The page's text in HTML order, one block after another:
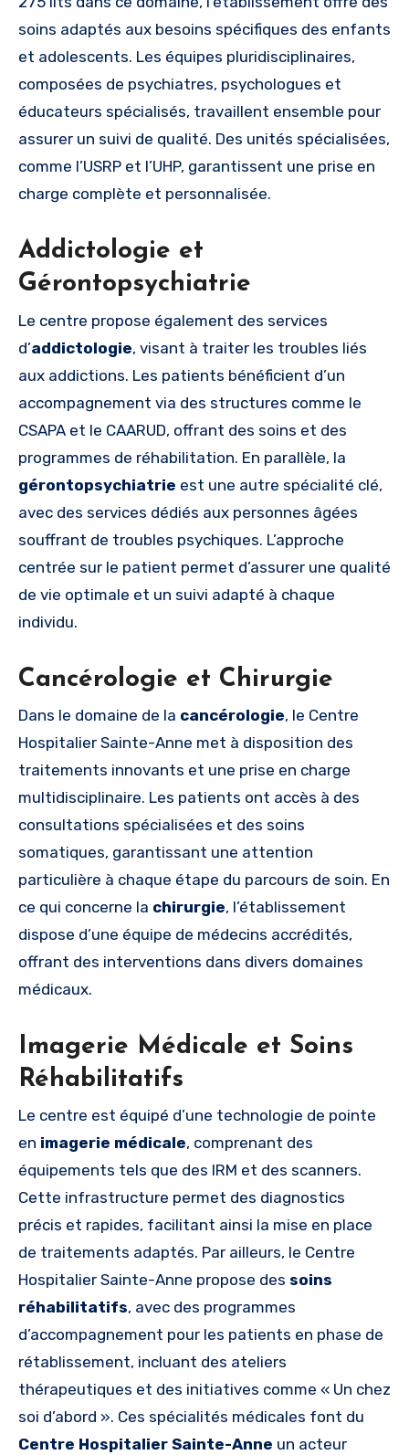
soins adaptés aux besoins spécifiques des enfants
et adolescents. Les équipes pluridisciplinaires,
composées de psychiatres, psychologues et
éducateurs spécialisés, travaillent ensemble pour
assurer un suivi de qualité. Des unités spécialisées,
comme l’USRP et l’UHP, garantissent une prise en
charge complète et personnalisée.
Addictologie et
Gérontopsychiatrie
Le centre propose également des services
d’addictologie, visant à traiter les troubles liés
aux addictions. Les patients bénéficient d’un
accompagnement via des structures comme le
CSAPA et le CAARUD, offrant des soins et des
programmes de réhabilitation. En parallèle, la
gérontopsychiatrie est une autre spécialité clé,
avec des services dédiés aux personnes âgées
souffrant de troubles psychiques. L’approche
centrée sur le patient permet d’assurer une qualité
de vie optimale et un suivi adapté à chaque
individu.
Cancérologie et Chirurgie
Dans le domaine de la cancérologie, le Centre
Hospitalier Sainte-Anne met à disposition des
traitements innovants et une prise en charge
multidisciplinaire. Les patients ont accès à des
consultations spécialisées et des soins
somatiques, garantissant une attention
particulière à chaque étape du parcours de soin. En
ce qui concerne la chirurgie, l’établissement
dispose d’une équipe de médecins accrédités,
offrant des interventions dans divers domaines
médicaux.
Imagerie Médicale et Soins
Réhabilitatifs
Le centre est équipé d’une technologie de pointe
en imagerie médicale, comprenant des
équipements tels que des IRM et des scanners.
Cette infrastructure permet des diagnostics
précis et rapides, facilitant ainsi la mise en place
de traitements adaptés. Par ailleurs, le Centre
Hospitalier Sainte-Anne propose des soins
réhabilitatifs, avec des programmes
d’accompagnement pour les patients en phase de
rétablissement, incluant des ateliers
thérapeutiques et des initiatives comme « Un chez
soi d’abord ». Ces spécialités médicales font du
Centre Hospitalier Sainte-Anne un acteur